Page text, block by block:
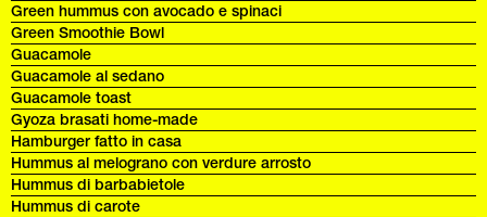
Green hummus con avocado e spinaci
Green Smoothie Bowl
Guacamole
Guacamole al sedano
Guacamole toast
Gyoza brasati home-made
Hamburger fatto in casa
Hummus al melograno con verdure arrosto
Hummus di barbabietole
Hummus di carote